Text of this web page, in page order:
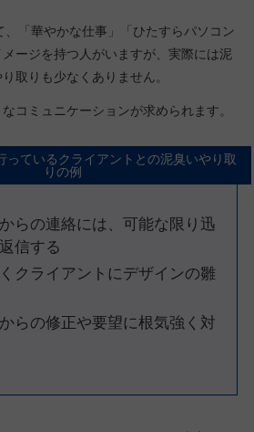
、「華やかな仕事」「ひたすらパソコン
ージを持つ人がいますが、実際には泥
取りも少なくありません。
コミュニケーションが求められます。
っているクライアントとの泥臭いやり取
りの例
らの連絡には、可能な限り迅
信する
クライアントにデザインの雛
らの修正や要望に根気強く対